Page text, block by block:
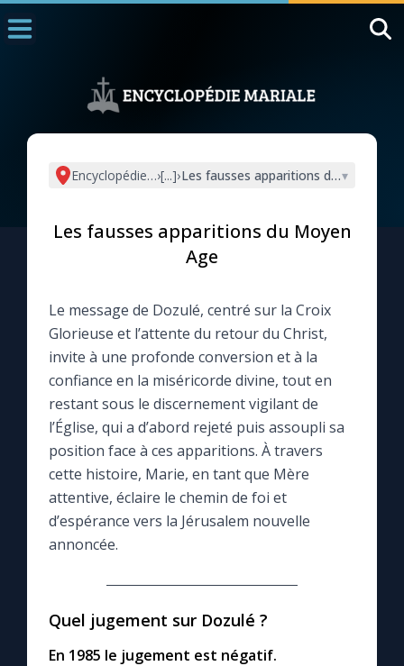
L'actualité de la semaine
La newsletter
La vidéo de la semaine
Le compte Tiktok
Le magazine
Le site internet
Encyclopédie mariale
›[...]›Les fausses apparitions du Moyen
▾
Les fausses apparitions du Moyen
Age
Le message de Dozulé, centré sur la Croix
Glorieuse et l’attente du retour du Christ,
invite à une profonde conversion et à la
confiance en la miséricorde divine, tout en
restant sous le discernement vigilant de
l’Église, qui a d’abord rejeté puis assoupli sa
position face à ces apparitions. À travers
cette histoire, Marie, en tant que Mère
attentive, éclaire le chemin de foi et
d’espérance vers la Jérusalem nouvelle
annoncée.
Quel jugement sur Dozulé ?
En 1985 le jugement est négatif.